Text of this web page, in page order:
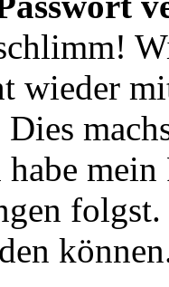
wieder
Dies